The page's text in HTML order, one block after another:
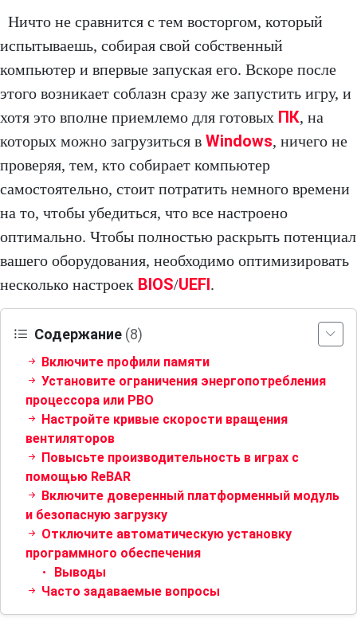
Ничто не сравнится с тем восторгом, который
испытываешь, собирая свой собственный
компьютер и впервые запуская его. Вскоре после
этого возникает соблазн сразу же запустить игру, и
хотя это вполне приемлемо для готовых ПК, на
которых можно загрузиться в Windows, ничего не
проверяя, тем, кто собирает компьютер
самостоятельно, стоит потратить немного времени
на то, чтобы убедиться, что все настроено
оптимально. Чтобы полностью раскрыть потенциал
вашего оборудования, необходимо оптимизировать
несколько настроек BIOS/UEFI.
Содержание (8)
Включите профили памяти
Установите ограничения энергопотребления
процессора или PBO
Настройте кривые скорости вращения
вентиляторов
Повысьте производительность в играх с
помощью ReBAR
Включите доверенный платформенный модуль
и безопасную загрузку
Отключите автоматическую установку
программного обеспечения
Выводы
Часто задаваемые вопросы